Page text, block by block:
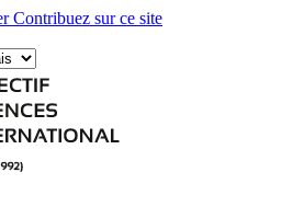
Contribuez sur ce site